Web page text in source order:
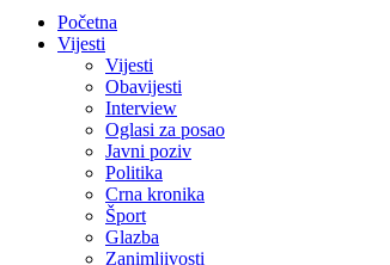
Početna
Vijesti
Vijesti
Obavijesti
Interview
Oglasi za posao
Javni poziv
Politika
Crna kronika
Šport
Glazba
Zanimljivosti